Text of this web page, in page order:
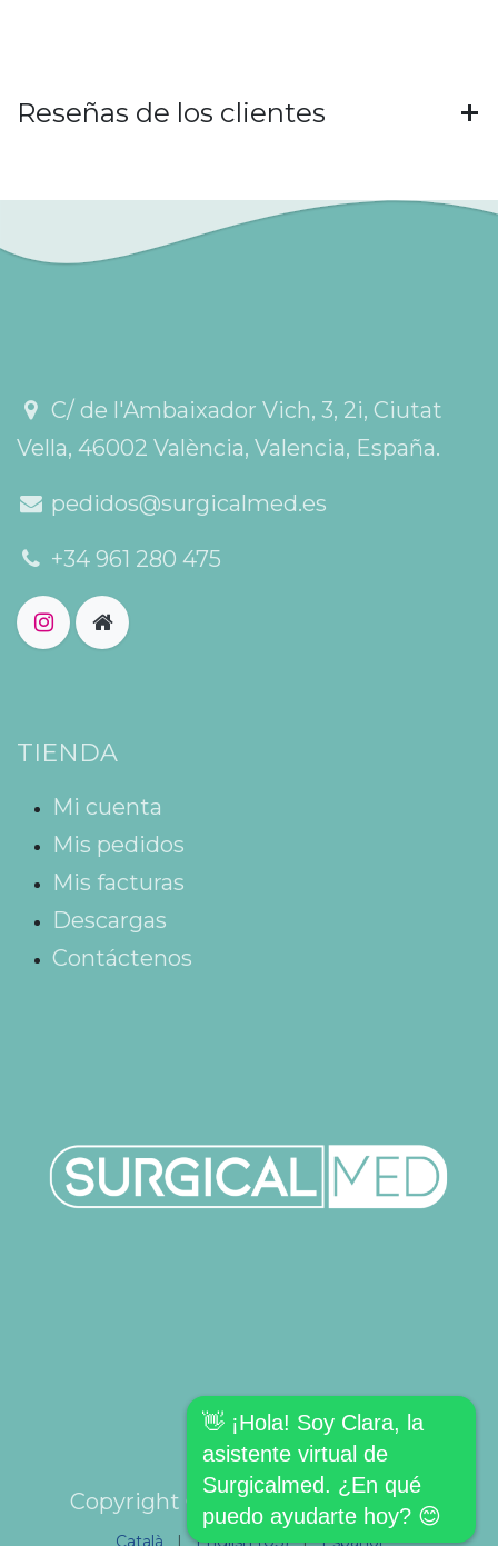
Reseñas de los clientes
C/ de l'Ambaixador Vich, 3, 2i, Ciutat
Vella, 46002 València, Valencia, España.
pedidos@surgicalmed.es
+34 961 280 475
TIENDA
Mi cuenta
Mis pedidos
Mis facturas
Descargas
Contáctenos
Copyright © SURGICALMED SL.
Català English (US) | Español
👋 ¡Hola! Soy Clara, la
asistente virtual de
Surgicalmed. ¿En qué
puedo ayudarte hoy? 😊